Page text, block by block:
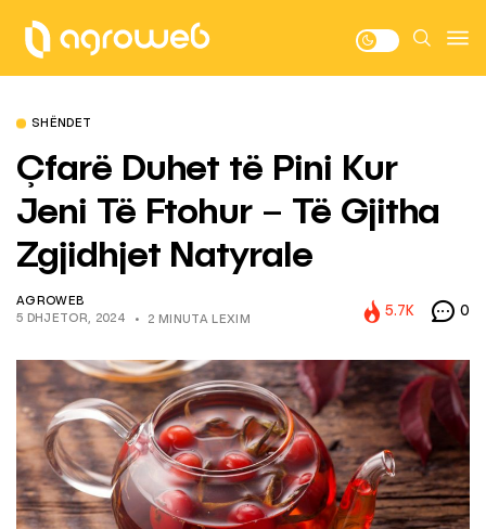
SHËNDET
Çfarë Duhet të Pini Kur
Jeni Të Ftohur – Të Gjitha
Zgjidhjet Natyrale
AGROWEB
5 DHJETOR, 2024
2 MINUTA LEXIM
5.7K 0